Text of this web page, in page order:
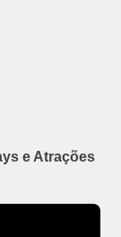
e Atrações